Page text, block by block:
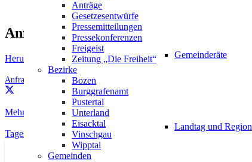
Gemeinderäte
Landtag und Region
Anträge
Gesetzesentwürfe
Pressemitteilungen
Pressekonferenzen
Freigeist
Zeitung „Die Freiheit“
Bezirke
Bozen
Burggrafenamt
Pustertal
Unterland
Eisacktal
Vinschgau
Wipptal
Gemeinden
Anfrage mit Antwort herunterladen
Herunterladen
Anfragen Wirtschaft
Mehr städtisches Grün statt unsoziale Fahrverbote
Tagesordnungsantrag | CAE-Programm beenden
AKTUELLPRESSE